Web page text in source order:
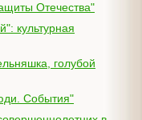
Отечества"
События"